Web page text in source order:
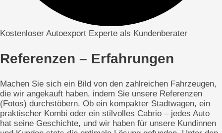
Kostenloser Autoexport Experte als Kundenberater
Referenzen – Erfahrungen
Machen Sie sich ein Bild von den zahlreichen Fahrzeugen,
die wir angekauft haben, indem Sie unsere Referenzen
(Fotos) durchstöbern. Ob ein kompakter Stadtwagen, ein
praktischer Kombi oder ein stilvolles Cabrio – jedes Auto
hat seine Geschichte, und wir haben für unsere Kundinnen